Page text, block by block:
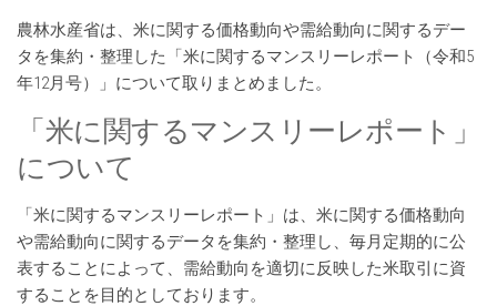
農林水産省は、米に関する価格動向や需給動向に関するデー
タを集約・整理した「米に関するマンスリーレポート（令和5
年12月号）」について取りまとめました。
「米に関するマンスリーレポート」
について
「米に関するマンスリーレポート」は、米に関する価格動向
や需給動向に関するデータを集約・整理し、毎月定期的に公
表することによって、需給動向を適切に反映した米取引に資
することを目的としております。